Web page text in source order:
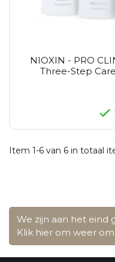
NIOXIN - PRO
Three-Step
Item 1-6 van 6 in totaal
We zijn aan het eind
Klik hier om weer